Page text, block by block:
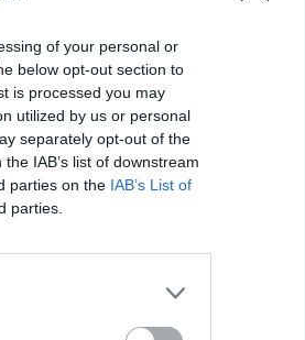
of your personal or
below opt-out section to
is processed you may
utilized by us or personal
separately opt-out of the
IAB’s list of downstream
parties on the IAB’s List of
parties.